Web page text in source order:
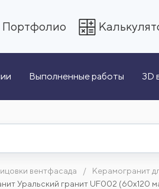
Портфолио
Выполненные работы 3D
вентфасада Керамогранит
Уральский гранит UF002 (60x120